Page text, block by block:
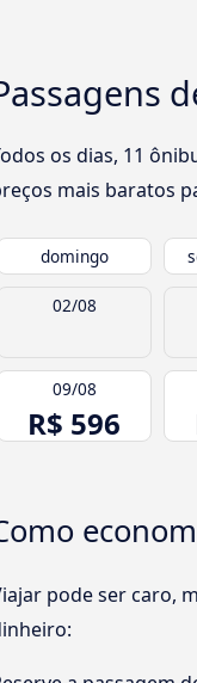
os dias, 11
mais baratos
domingo
02/08
09/08
R$ 596
pode ser caro,